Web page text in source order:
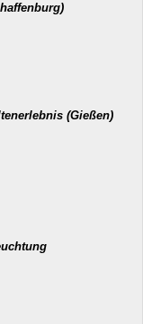
(Gießen)